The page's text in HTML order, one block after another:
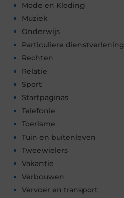
Mode en Kleding
Muziek
Onderwijs
Particuliere dienstverlening
Rechten
Relatie
Sport
Startpaginas
Telefonie
Toerisme
Tuin en buitenleven
Tweewielers
Vakantie
Verbouwen
Vervoer en transport